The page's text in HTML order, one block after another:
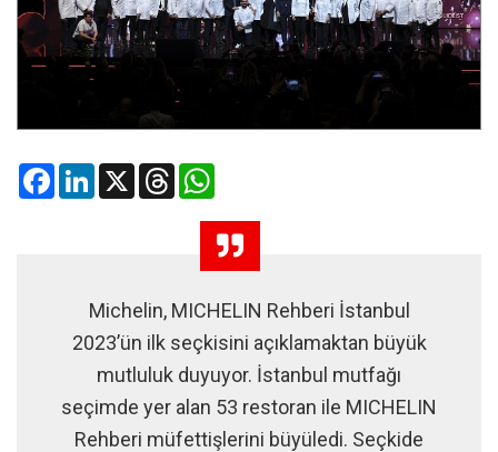
FacebookLinkedIn
X Threads
Michelin, MICHELIN Rehberi İstanbul
2023’ün ilk seçkisini açıklamaktan büyük
mutluluk duyuyor. İstanbul mutfağı
seçimde yer alan 53 restoran ile MICHELIN
Rehberi müfettişlerini büyüledi. Seçkide